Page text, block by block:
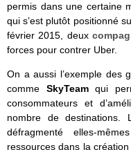
permis dans une certaine
qui s’est plutôt positionné
février 2015, deux
forces pour contrer Uber.
On a aussi l’exemple des
comme SkyTeamqui
consommateurs et
nombre de destinations.
défragmenté elles-
ressources dans la